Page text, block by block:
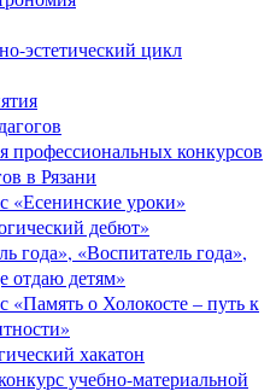
эстетический цикл
профессиональных конкурсов
в Рязани
«Есенинские уроки»
дебют»
года», «Воспитатель года»,
отдаю детям»
«Память о Холокосте – путь к
хакатон
учебно-материальной